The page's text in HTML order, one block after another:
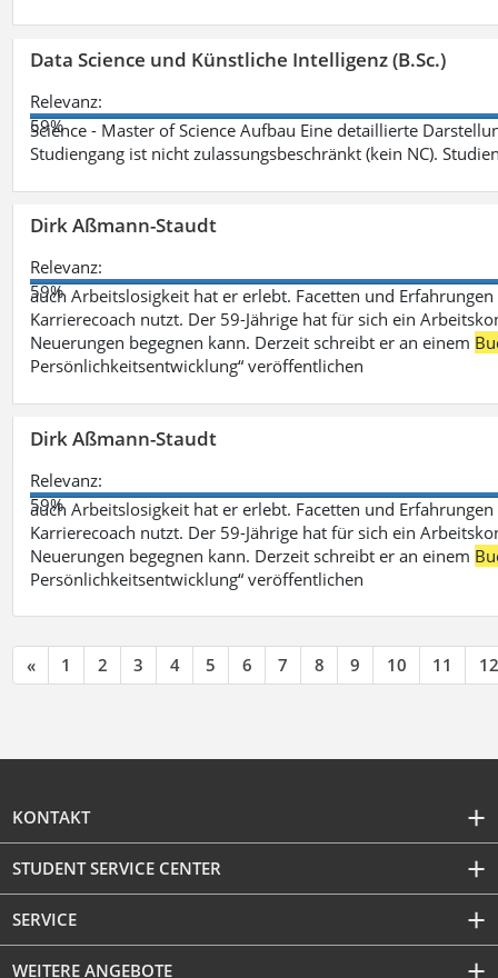
Data Science und Künstliche Intelligenz (B.Sc.)
Relevanz:
59%
Science - Master of Science Aufbau Eine detaillierte
Studiengang ist nicht zulassungsbeschränkt (kein NC).
Dirk Aßmann-Staudt
Relevanz:
59%
auch Arbeitslosigkeit hat er erlebt. Facetten und
Karrierecoach nutzt. Der 59-Jährige hat für sich ein
Neuerungen begegnen kann. Derzeit schreibt er an einem
Persönlichkeitsentwicklung“ veröffentlichen
Dirk Aßmann-Staudt
Relevanz:
59%
auch Arbeitslosigkeit hat er erlebt. Facetten und
Karrierecoach nutzt. Der 59-Jährige hat für sich ein
Neuerungen begegnen kann. Derzeit schreibt er an einem
Persönlichkeitsentwicklung“ veröffentlichen
« 1 2 3 4 5 6 7 8 9 10 11 12
KONTAKT
STUDENT SERVICE CENTER
SERVICE
WEITERE ANGEBOTE